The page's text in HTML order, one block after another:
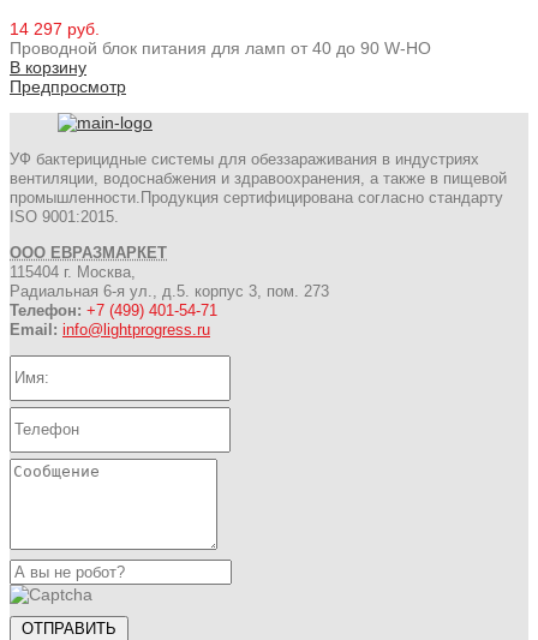
14 297 руб.
Проводной блок питания для ламп от 40 до 90 W-HO
В корзину
Предпросмотр
УФ бактерицидные системы для обеззараживания в индустриях
вентиляции, водоснабжения и здравоохранения, а также в пищевой
промышленности.Продукция сертифицирована согласно стандарту
ISO 9001:2015.
ООО ЕВРАЗМАРКЕТ
115404 г. Москва,
Радиальная 6-я ул., д.5. корпус 3, пом. 273
Телефон: +7 (499) 401-54-71
Email: info@lightprogress.ru
ОТПРАВИТЬ